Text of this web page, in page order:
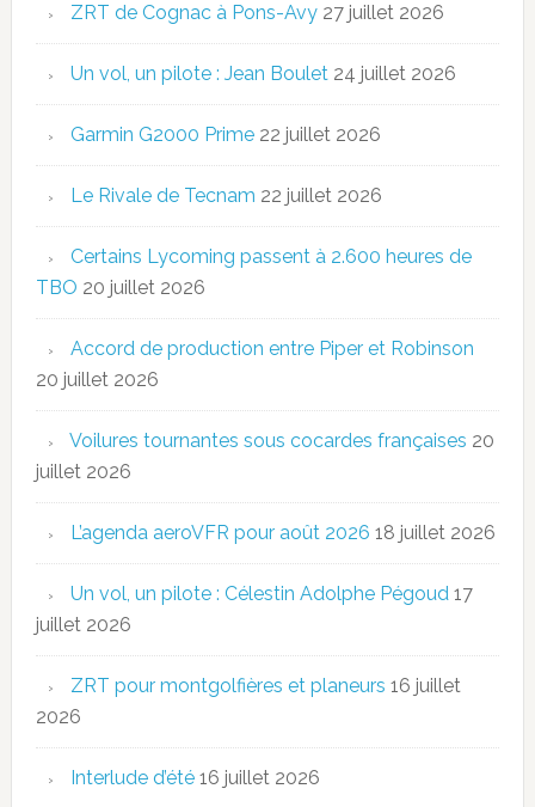
ZRT de Cognac à Pons-Avy 27 juillet 2026
Un vol, un pilote : Jean Boulet 24 juillet 2026
Garmin G2000 Prime 22 juillet 2026
Le Rivale de Tecnam 22 juillet 2026
Certains Lycoming passent à 2.600 heures de
TBO 20 juillet 2026
Accord de production entre Piper et Robinson
20 juillet 2026
Voilures tournantes sous cocardes françaises 20
juillet 2026
L’agenda aeroVFR pour août 2026 18 juillet 2026
Un vol, un pilote : Célestin Adolphe Pégoud 17
juillet 2026
ZRT pour montgolfières et planeurs 16 juillet
2026
Interlude d’été 16 juillet 2026